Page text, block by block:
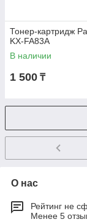
Тонер-картридж
KX-FA83A
В наличии
1 500 ₸
О нас
Рейтинг не
Менее 5